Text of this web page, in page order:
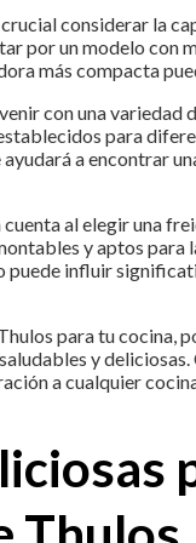
considerar la
por un modelo con
más compacta
con una
para
a encontrar
al elegir una
y aptos
influir
para tu cocina,
y
a cualquier